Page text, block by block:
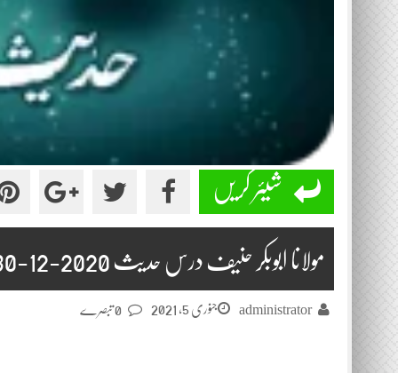
شیئر کریں
مولانا ابوبکر حنیف درس حدیث 2020-12-30
administrator جنوری 5, 2021